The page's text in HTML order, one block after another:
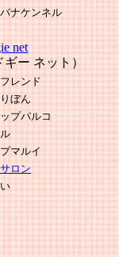
ナケンネル
net
ギー ネット）
レンド
ぼん
プパルコ
マルイ
ロン